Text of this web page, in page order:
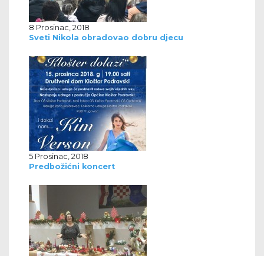
8 Prosinac, 2018
Sveti Nikola obradovao dobru djecu
5 Prosinac, 2018
Predbožićni koncert